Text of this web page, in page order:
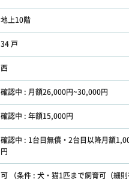
地上10階
34 戸
西
確認中 : 月額26,000円~30,000円
確認中 : 年額15,000円
確認中 : 1台目無償・2台目以降月額
円
可 （条件 : 犬・猫1匹まで飼育可（細則